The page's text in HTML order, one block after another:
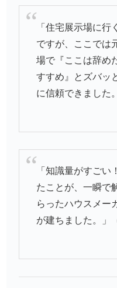
「住宅展示場に
ですが、ここでは
場で『ここは辞め
すすめ』とズバッ
に信頼できました
「知識量がすご
たことが、一瞬で
らったハウスメー
が建ちました。」